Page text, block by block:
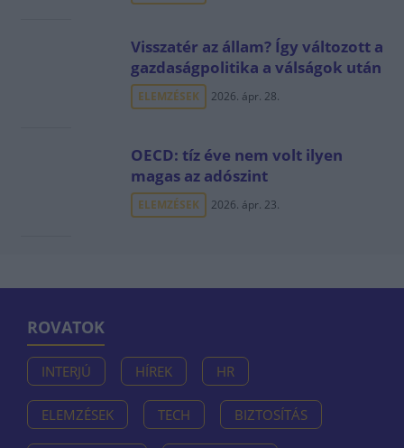
Visszatér az állam? Így változott a
gazdaságpolitika a válságok után
ELEMZÉSEK 2026. ápr. 28.
OECD: tíz éve nem volt ilyen
magas az adószint
ELEMZÉSEK 2026. ápr. 23.
ROVATOK
INTERJÚ HÍREK HR
ELEMZÉSEK TECH BIZTOSÍTÁS